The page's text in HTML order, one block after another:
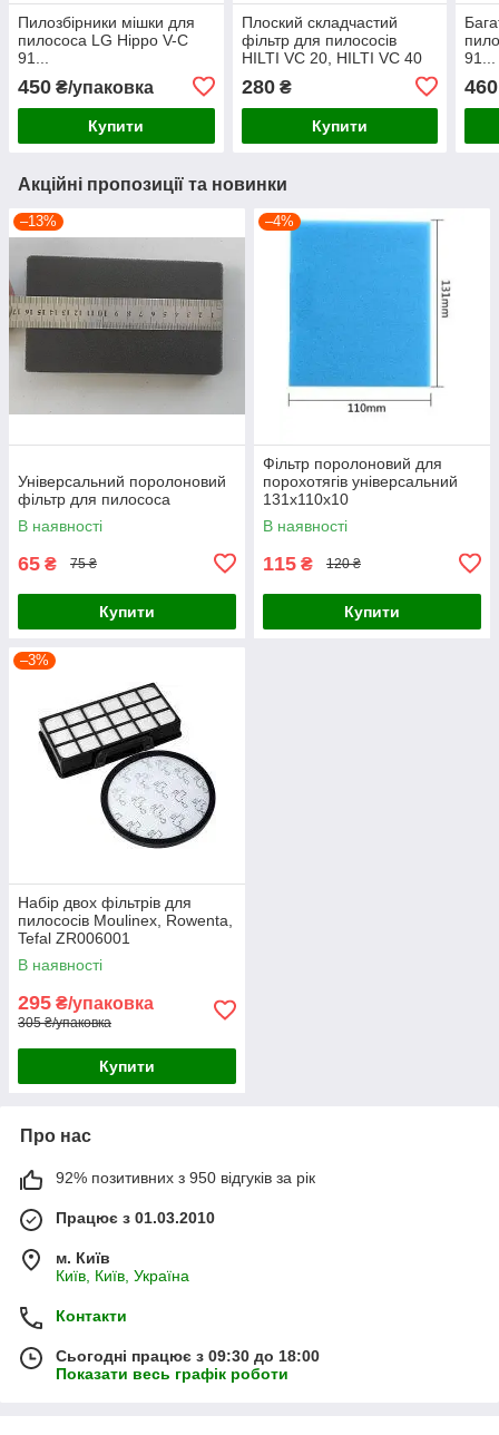
Пилозбірники мішки для
пилососа LG Hippo V-C
91...
450 ₴/упаковка
Купити
Плоский складчастий
фільтр для пилососів
HILTI VC 20, HILTI VC 40
280₴
Купити
91...
460
Акційні пропозиції та новинки
–13%
Універсальний поролоновий
фільтр для пилососа
В наявності
65 ₴ 75 ₴
Купити
–4%
Фільтр поролоновий для
порохотягів універсальний
131х110х10
В наявності
115 ₴ 120 ₴
Купити
–3%
Набір двох фільтрів для
пилососів Moulinex, Rowenta,
Tefal ZR006001
В наявності
295 ₴/упаковка
305 ₴/упаковка
Купити
Про нас
92% позитивних з 950 відгуків за рік
Працює з 01.03.2010
м. Київ
Київ, Київ, Україна
Контакти
Сьогодні працює з 09:30 до 18:00
Показати весь графік роботи